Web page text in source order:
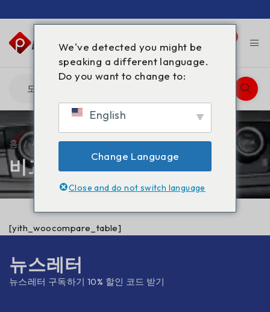
비교
홈 / 비교
[yith_woocompare_table]
뉴스레터
뉴스레터 구독하기 10% 할인 코드 받기
We've detected you might be
speaking a different language.
Do you want to change to:
English
Change Language
Close and do not switch language